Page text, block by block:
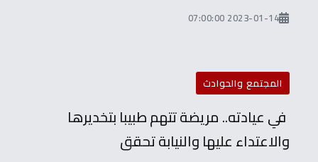
2023-01-14 07:00:00
المجتمع والحوادث
في عيادته.. مريضة تتهم طبيبا بتخديرها
والاعتداء عليها والنيابة تحقق